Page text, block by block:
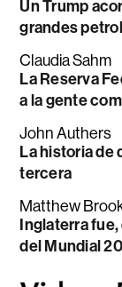
Un Trump
grandes
Claudia Sahm
La Reserva
a la gente
John Authers
La historia de
tercera
Matthew
Inglaterra fue,
del Mundial